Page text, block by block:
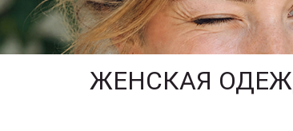
ЖЕНСКАЯ